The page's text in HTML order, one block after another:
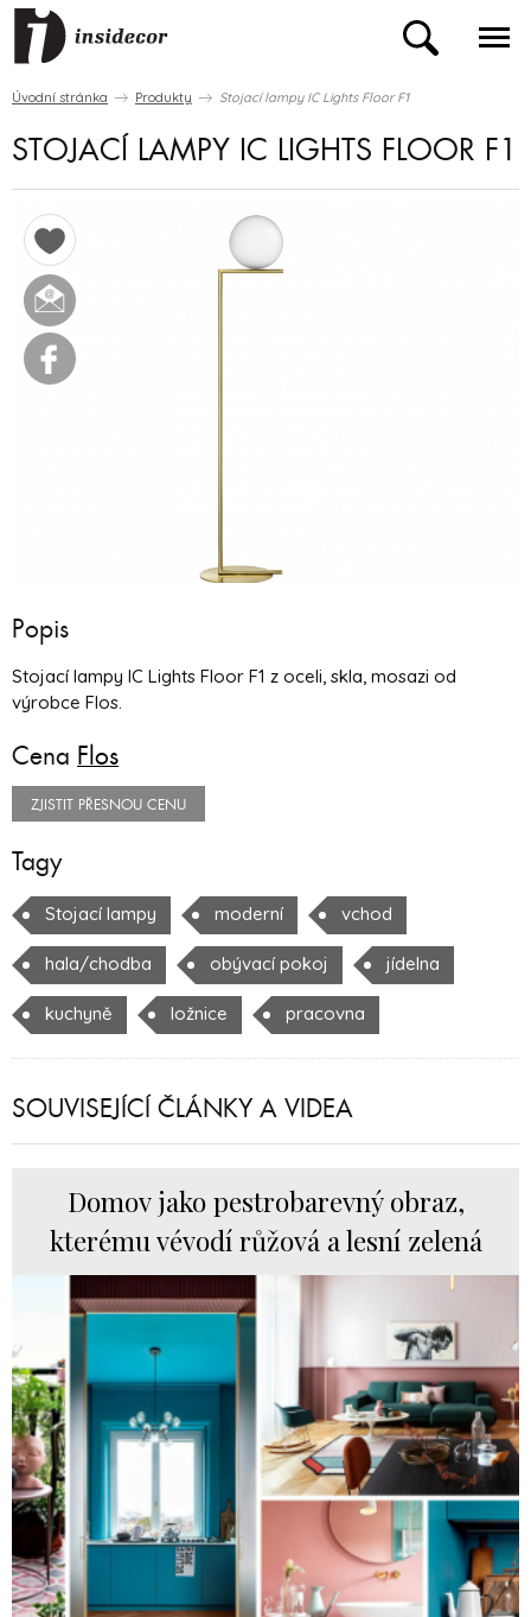
Úvodní stránka Produkty Stojací lampy IC Lights Floor F1
STOJACÍ LAMPY IC LIGHTS FLOOR F1
Popis
Stojací lampy IC Lights Floor F1 z oceli, skla, mosazi od
výrobce Flos.
Cena Flos
ZJISTIT PŘESNOU CENU
Tagy
Stojací lampy moderní vchod
hala/chodba obývací pokoj jídelna
kuchyně ložnice pracovna
SOUVISEJÍCÍ ČLÁNKY A VIDEA
Domov jako pestrobarevný obraz,
kterému vévodí růžová a lesní zelená